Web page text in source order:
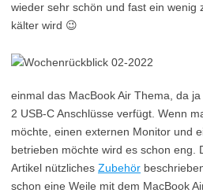
wieder sehr schön und fast ein wenig
kälter wird 😉
einmal das MacBook Air Thema, da
2 USB-C Anschlüsse verfügt. Wenn
möchte, einen externen Monitor und
betrieben möchte wird es schon eng.
Artikel nützliches Zubehör
schon eine Weile mit dem MacBook